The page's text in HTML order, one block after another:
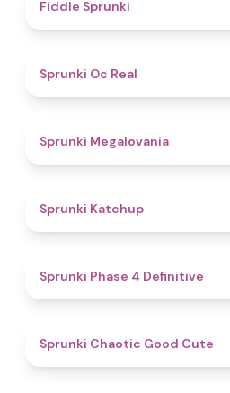
Fiddle Sprunki
Sprunki Oc Real
Sprunki Megalovania
Sprunki Katchup
Sprunki Phase 4 Definitive
Sprunki Chaotic Good Cute